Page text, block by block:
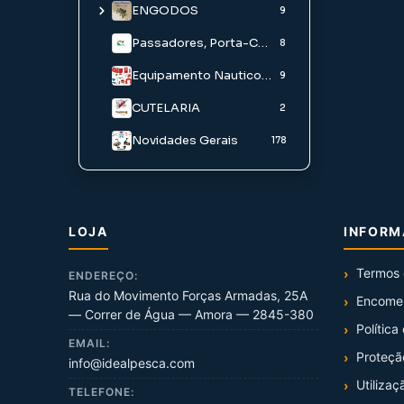
Chumbo avulso 24
Chumbo em caixa 2
Pó para Chumbadas 1
ENGODOS 9
Engodos e Aditivos 9
Iscos Água Doce
Iscos Agua Salgada
Passadores, Porta-Carretos E Acessorios 8
Equipamento Nautico/ Palamenta 9
CUTELARIA 2
Novidades Gerais 178
LOJA
ENDEREÇO:
Rua do Movimento Forças Armadas, 25A
— Correr de Água — Amora — 2845-380
EMAIL:
info@idealpesca.com
TELEFONE:
Termos
Política